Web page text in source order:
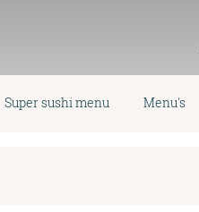
Super sushi menu Menu's